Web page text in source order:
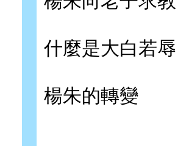
什麼是大白若辱
楊朱的轉變